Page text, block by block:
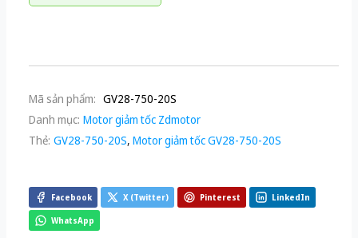
Mã sản phẩm: GV28-750-20S
Danh mục: Motor giảm tốc Zdmotor
Thẻ: GV28-750-20S, Motor giảm tốc GV28-750-20S
Facebook X (Twitter) Pinterest LinkedIn
WhatsApp